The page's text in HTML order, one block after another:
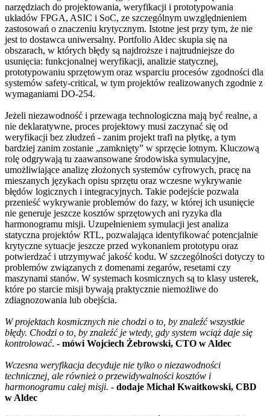
narzędziach do projektowania, weryfikacji i prototypowania
układów FPGA, ASIC i SoC, ze szczególnym uwzględnieniem
zastosowań o znaczeniu krytycznym. Istotne jest przy tym, że nie
jest to dostawca uniwersalny. Portfolio Aldec skupia się na
obszarach, w których błędy są najdroższe i najtrudniejsze do
usunięcia: funkcjonalnej weryfikacji, analizie statycznej,
prototypowaniu sprzętowym oraz wsparciu procesów zgodności dla
systemów safety-critical, w tym projektów realizowanych zgodnie z
wymaganiami DO-254.
Jeżeli niezawodność i przewaga technologiczna mają być realne, a
nie deklaratywne, proces projektowy musi zaczynać się od
weryfikacji bez złudzeń - zanim projekt trafi na płytkę, a tym
bardziej zanim zostanie „zamknięty” w sprzęcie lotnym. Kluczową
rolę odgrywają tu zaawansowane środowiska symulacyjne,
umożliwiające analizę złożonych systemów cyfrowych, pracę na
mieszanych językach opisu sprzętu oraz wczesne wykrywanie
błędów logicznych i integracyjnych. Takie podejście pozwala
przenieść wykrywanie problemów do fazy, w której ich usunięcie
nie generuje jeszcze kosztów sprzętowych ani ryzyka dla
harmonogramu misji. Uzupełnieniem symulacji jest analiza
statyczna projektów RTL, pozwalająca identyfikować potencjalnie
krytyczne sytuacje jeszcze przed wykonaniem prototypu oraz
potwierdzać i utrzymywać jakość kodu. W szczególności dotyczy to
problemów związanych z domenami zegarów, resetami czy
maszynami stanów. W systemach kosmicznych są to klasy usterek,
które po starcie misji bywają praktycznie niemożliwe do
zdiagnozowania lub obejścia.
W projektach kosmicznych nie chodzi o to, by znaleźć wszystkie
błędy. Chodzi o to, by znaleźć je wtedy, gdy system wciąż daje się
kontrolować. - mówi Wojciech Żebrowski, CTO w Aldec
Wczesna weryfikacja decyduje nie tylko o niezawodności
technicznej, ale również o przewidywalności kosztów i
harmonogramu całej misji. - dodaje Michał Kwaitkowski, CBD
w Aldec